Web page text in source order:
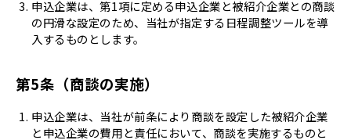
申込企業は、第1項に定める申込企業と被紹介企業との商談
の円滑な設定のため、当社が指定する日程調整ツールを導
入するものとします。
第5条（商談の実施）
申込企業は、当社が前条により商談を設定した被紹介企業
と申込企業の費用と責任において、商談を実施するものと